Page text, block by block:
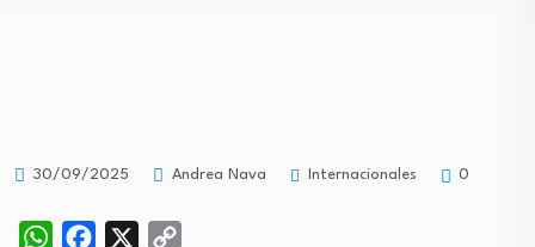
30/09/2025 Andrea Nava Internacionales 0
WhatsAppFacebook